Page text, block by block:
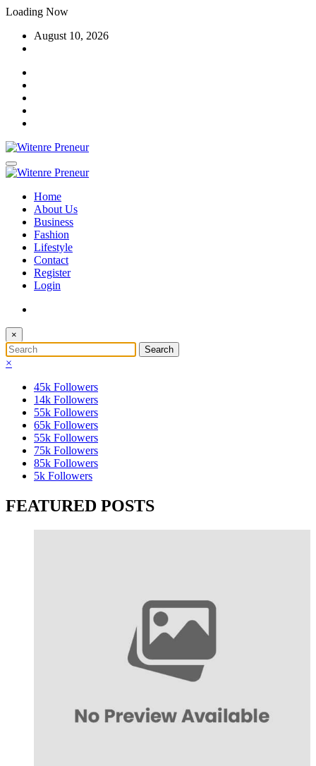
Skip
content
Loading Now
August 10, 2026
Home
About Us
Business
Fashion
Lifestyle
Contact
Register
Login
×
×
45k Followers
14k Followers
55k Followers
65k Followers
55k Followers
75k Followers
85k Followers
5k Followers
FEATURED POSTS